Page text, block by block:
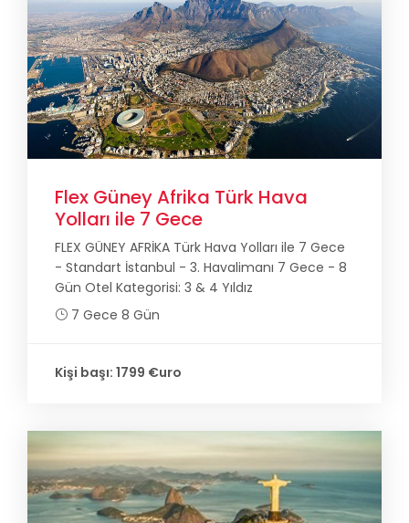
Flex Güney Afrika Türk Hava
Yolları ile 7 Gece
FLEX GÜNEY AFRİKA Türk Hava Yolları ile 7 Gece
- Standart İstanbul - 3. Havalimanı 7 Gece - 8
Gün Otel Kategorisi: 3 & 4 Yıldız
7 Gece 8 Gün
Kişi başı: 1799 €uro